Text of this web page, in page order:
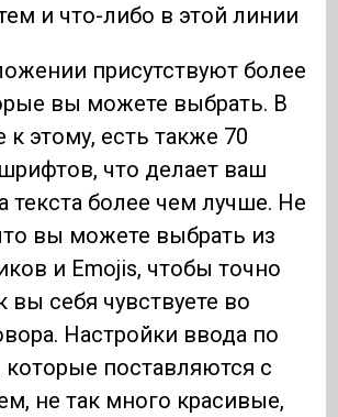
и что-либо в этой линии
присутствуют более
вы можете выбрать. В
этому, есть также 70
что делает ваш
текста более чем лучше. Не
вы можете выбрать из
и Emojis, чтобы точно
вы себя чувствуете во
Настройки ввода по
поставляются с
не так много красивые,